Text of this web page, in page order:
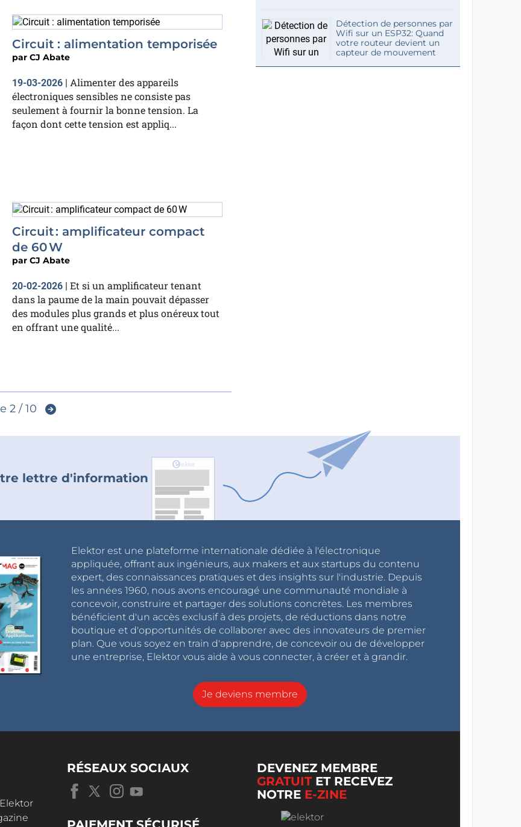
Circuit : alimentation temporisée
par CJ Abate
19-03-2026 | Alimenter des appareils
électroniques sensibles ne consiste pas
seulement à fournir la bonne tension. La
façon dont cette tension est appliq...
Circuit : amplificateur compact
de 60 W
par CJ Abate
20-02-2026 | Et si un amplificateur tenant
dans la paume de la main pouvait dépasser
des modules plus grands et plus onéreux tout
en offrant une qualité...
2 / 10
Détection de personnes par
Wifi sur un ESP32: Quand
votre routeur devient un
capteur de mouvement
lettre d'information
Elektor est une plateforme internationale dédiée à l'électronique
appliquée, offrant aux ingénieurs, aux makers et aux startups du contenu
expert, des connaissances pratiques et des insights sur l'industrie. Depuis
les années 1960, nous avons encouragé une communauté mondiale à
concevoir, construire et partager des solutions concrètes. Les membres
bénéficient d'un accès exclusif à des projets, de réductions dans notre
boutique et d'opportunités de collaborer avec des innovateurs de premier
plan. Que vous soyez en train d'apprendre, de concevoir ou de développer
une entreprise, Elektor vous aide à vous connecter, à créer et à grandir.
Je deviens membre
RÉSEAUX SOCIAUX
DEVENEZ MEMBRE
GRATUITET RECEVEZ
NOTRE E-ZINE